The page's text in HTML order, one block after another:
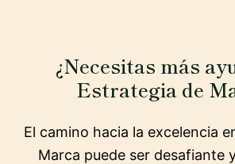
¿Necesitas más
Estrategia de
El camino hacia la excelencia
Marca puede ser desafiante